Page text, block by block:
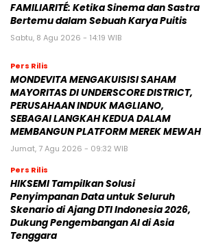
FAMILIARITÉ: Ketika Sinema dan Sastra
Bertemu dalam Sebuah Karya Puitis
Sabtu, 8 Agu 2026 - 14:19 WIB
Pers Rilis
MONDEVITA MENGAKUISISI SAHAM
MAYORITAS DI UNDERSCORE DISTRICT,
PERUSAHAAN INDUK MAGLIANO,
SEBAGAI LANGKAH KEDUA DALAM
MEMBANGUN PLATFORM MEREK
Jumat, 7 Agu 2026 - 09:32 WIB
Pers Rilis
HIKSEMI Tampilkan Solusi
Penyimpanan Data untuk Seluruh
Skenario di Ajang DTI Indonesia 2026,
Dukung Pengembangan AI di Asia
Tenggara